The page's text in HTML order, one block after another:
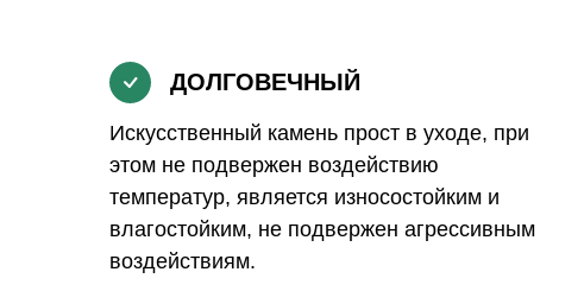
ДОЛГОВЕЧНЫЙ
Искусственный камень прост в уходе, при
этом не подвержен воздействию
температур, является износостойким и
влагостойким, не подвержен агрессивным
воздействиям.